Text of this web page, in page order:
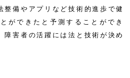
整備やアプリなど技術的進歩で健
ができたと予測することができ
障害者の活躍には法と技術が決め